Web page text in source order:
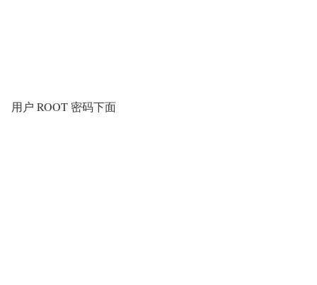
用户 ROOT 密码下面